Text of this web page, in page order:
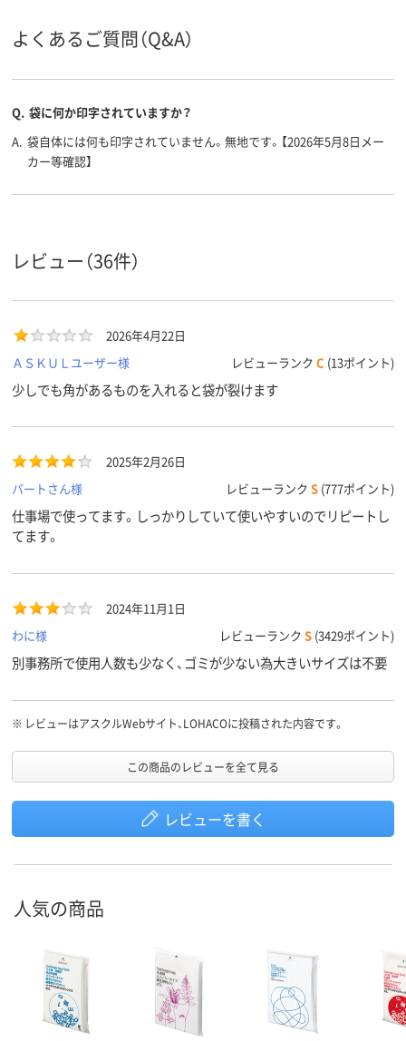
途
ストカート用
ストカート用
材質
低密度ポリエチレン
低密度ポリエチレン
LDPE（ツルツルタイ
プ）
（再生プラスチック
40％）高密度ポリエ
HDPE（カサ
プ）
カラーグ
ループ
ホワイト系
アスクル
スコア
よくあるご質問（Q&A）
Q. 袋に何か印字されていますか？
A. 袋自体には何も印字されていません。無地です。【2026年5月8日メー
カー等確認】
レビュー（36件）
2026年4月22日
ＡＳＫＵＬユーザー様
レビューランク C (13ポイント)
少しでも角があるものを入れると袋が裂けます
2025年2月26日
パートさん様
レビューランク S (777ポイント)
仕事場で使ってます。しっかりしていて使いやすいのでリピートし
てます。
2024年11月1日
わに様
レビューランク S (3429ポイント)
別事務所で使用人数も少なく、ゴミが少ない為大きいサイズは不要
※ レビューはアスクルWebサイト、LOHACOに投稿された内容です。
この商品のレビューを全て見る
レビューを書く
人気の商品